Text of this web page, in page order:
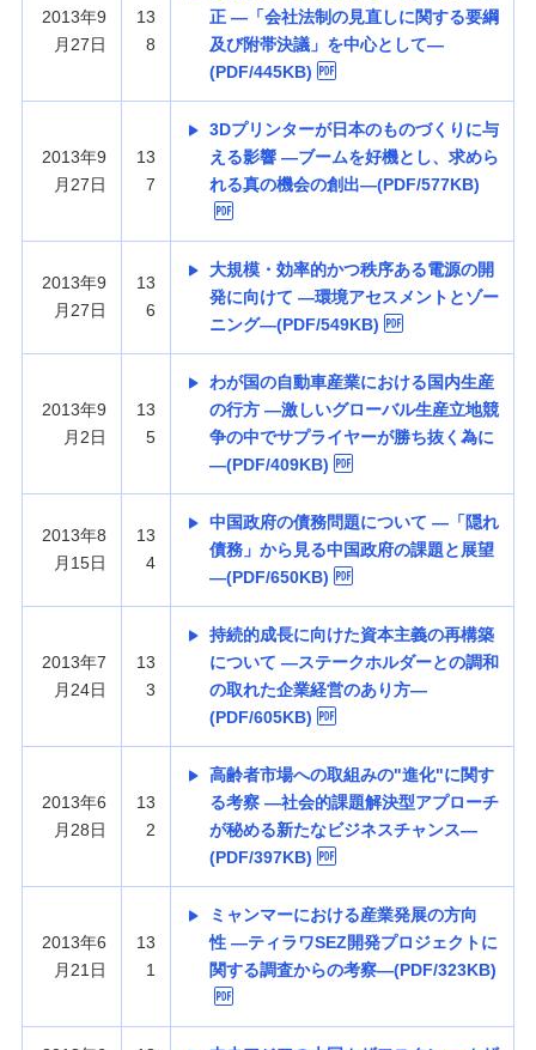
2013年9
月27日
13
8
正 —「会社法制の見直しに関する要綱
及び附帯決議」を中心として—
(PDF/445KB)
2013年9
月27日
13
7
3Dプリンターが日本のものづくりに与
える影響 —ブームを好機とし、求めら
れる真の機会の創出—(PDF/577KB)
2013年9
月27日
13
6
大規模・効率的かつ秩序ある電源の開
発に向けて —環境アセスメントとゾー
ニング—(PDF/549KB)
2013年9
月2日
13
5
わが国の自動車産業における国内生産
の行方 —激しいグローバル生産立地競
争の中でサプライヤーが勝ち抜く為に
—(PDF/409KB)
2013年8
月15日
13
4
中国政府の債務問題について —「隠れ
債務」から見る中国政府の課題と展望
—(PDF/650KB)
2013年7
月24日
13
3
持続的成長に向けた資本主義の再構築
について —ステークホルダーとの調和
の取れた企業経営のあり方—
(PDF/605KB)
2013年6
月28日
13
2
高齢者市場への取組みの"進化"に関す
る考察 —社会的課題解決型アプローチ
が秘める新たなビジネスチャンス—
(PDF/397KB)
2013年6
月21日
13
1
ミャンマーにおける産業発展の方向
性 —ティラワSEZ開発プロジェクトに
関する調査からの考察—(PDF/323KB)